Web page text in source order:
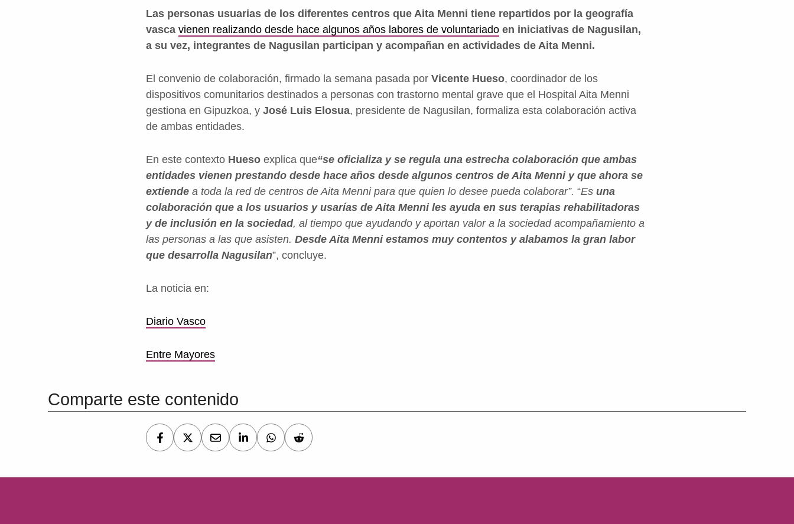
Las personas usuarias de los diferentes centros que Aita Menni tiene repartidos por la geografía
vasca vienen realizando desde hace algunos años labores de voluntariado en iniciativas de Nagusilan,
a su vez, integrantes de Nagusilan participan y acompañan en actividades de Aita Menni.
El convenio de colaboración, firmado la semana pasada por Vicente Hueso, coordinador de los
dispositivos comunitarios destinados a personas con trastorno mental grave que el Hospital Aita Menni
gestiona en Gipuzkoa, y José Luis Elosua, presidente de Nagusilan, formaliza esta colaboración activa
de ambas entidades.
En este contexto Hueso explica que“se oficializa y se regula una estrecha colaboración que ambas
entidades vienen prestando desde hace años desde algunos centros de Aita Menni y que ahora se
extiende a toda la red de centros de Aita Menni para que quien lo desee pueda colaborar”. “Es una
colaboración que a los usuarios y usarías de Aita Menni les ayuda en sus terapias rehabilitadoras
y de inclusión en la sociedad, al tiempo que ayudando y aportan valor a la sociedad acompañamiento a
las personas a las que asisten. Desde Aita Menni estamos muy contentos y alabamos la gran labor
que desarrolla Nagusilan”, concluye.
La noticia en:
Diario Vasco
Entre Mayores
Volver a la navegación principal
Comparte este contenido